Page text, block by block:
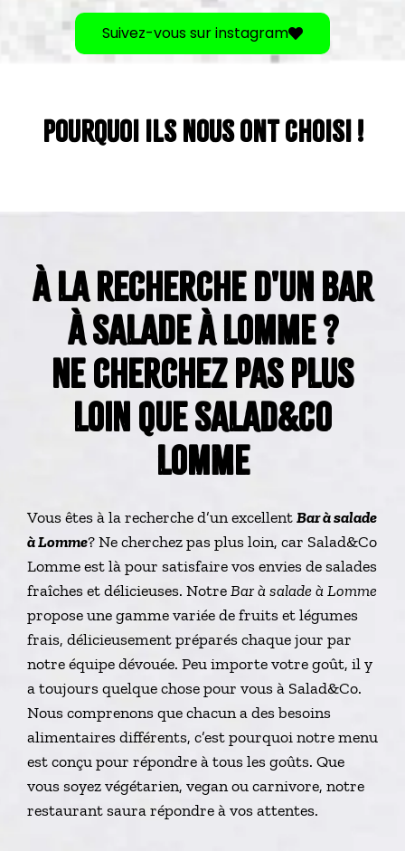
Suivez-vous sur instagram
POURQUOI ILS NOUS ONT CHOISI !​
À LA RECHERCHE D'UN BAR
À SALADE À LOMME ?
NE CHERCHEZ PAS PLUS
LOIN QUE SALAD&CO
LOMME
Vous êtes à la recherche d’un excellentBar à salade
à Lomme? Ne cherchez pas plus loin, car Salad&Co
Lomme est là pour satisfaire vos envies de salades
fraîches et délicieuses. NotreBar à salade à Lomme
propose une gamme variée de fruits et légumes
frais, délicieusement préparés chaque jour par
notre équipe dévouée. Peu importe votre goût, il y
a toujours quelque chose pour vous à Salad&Co.
Nous comprenons que chacun a des besoins
alimentaires différents, c’est pourquoi notre menu
est conçu pour répondre à tous les goûts. Que
vous soyez végétarien, vegan ou carnivore, notre
restaurant saura répondre à vos attentes.